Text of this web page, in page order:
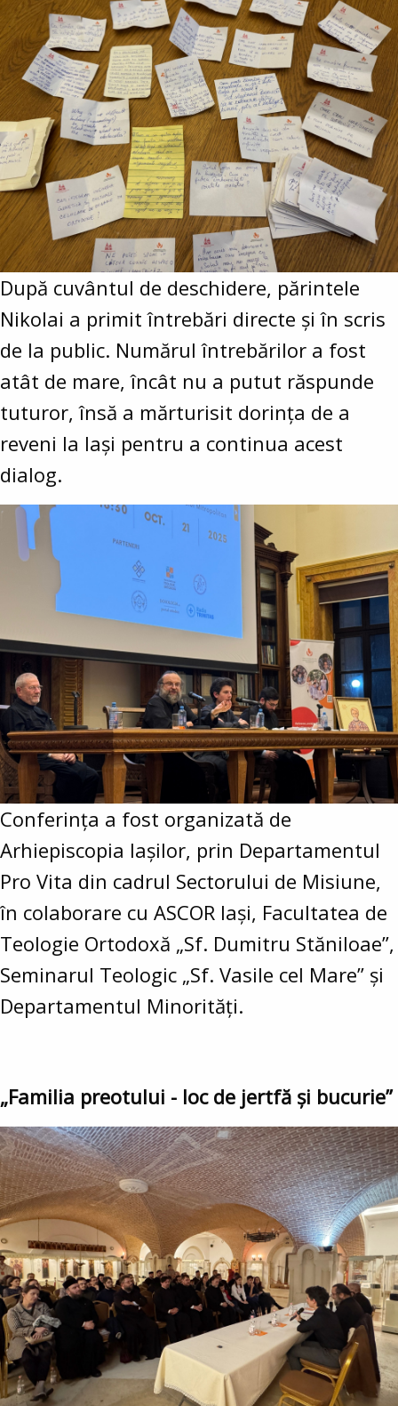
După cuvântul de deschidere, părintele
Nikolai a primit întrebări directe și în scris
de la public. Numărul întrebărilor a fost
atât de mare, încât nu a putut răspunde
tuturor, însă a mărturisit dorința de a
reveni la Iași pentru a continua acest
dialog.
Conferința a fost organizată de
Arhiepiscopia Iașilor, prin Departamentul
Pro Vita din cadrul Sectorului de Misiune,
în colaborare cu ASCOR Iași, Facultatea de
Teologie Ortodoxă „Sf. Dumitru Stăniloae”,
Seminarul Teologic „Sf. Vasile cel Mare” și
Departamentul Minorități.
„Familia preotului - loc de jertfă și bucurie”